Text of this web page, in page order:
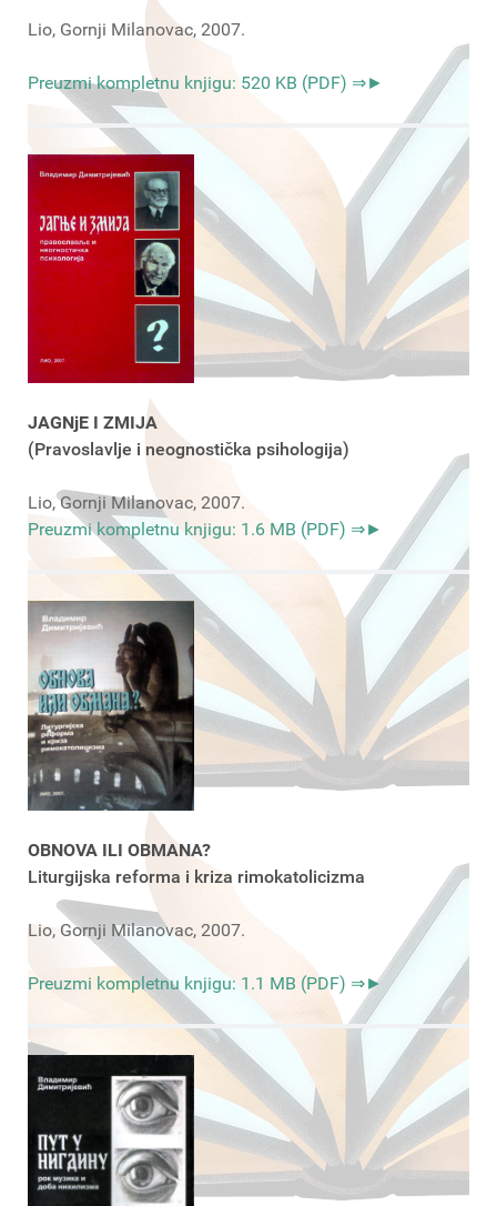
Lio, Gornji Milanovac, 2007.
Preuzmi kompletnu knjigu: 520 KB (PDF) ⇒►
JAGNjE I ZMIJA
(Pravoslavlje i neognostička psihologija)
Lio, Gornji Milanovac, 2007.
Preuzmi kompletnu knjigu: 1.6 MB (PDF) ⇒►
OBNOVA ILI OBMANA?
Liturgijska reforma i kriza rimokatolicizma
Lio, Gornji Milanovac, 2007.
Preuzmi kompletnu knjigu: 1.1 MB (PDF) ⇒►